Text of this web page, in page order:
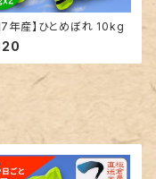
7年産】ひとめぼれ 10kg